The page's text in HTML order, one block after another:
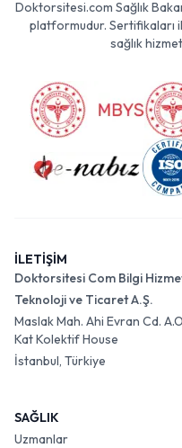
Doktorsitesi.com Sağlık
platformudur. Sertifikaları
sağlık
İLETİŞİM
Doktorsitesi Com Bilgi
Teknoloji ve Ticaret A.Ş.
Maslak Mah. Ahi Evran Cd.
Kat Kolektif House
İstanbul, Türkiye
SAĞLIK
Uzmanlar